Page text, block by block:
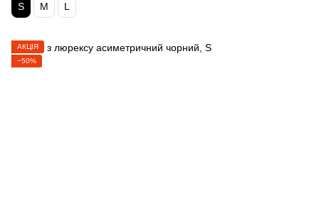
S M L
АКЦІЯ
−50%